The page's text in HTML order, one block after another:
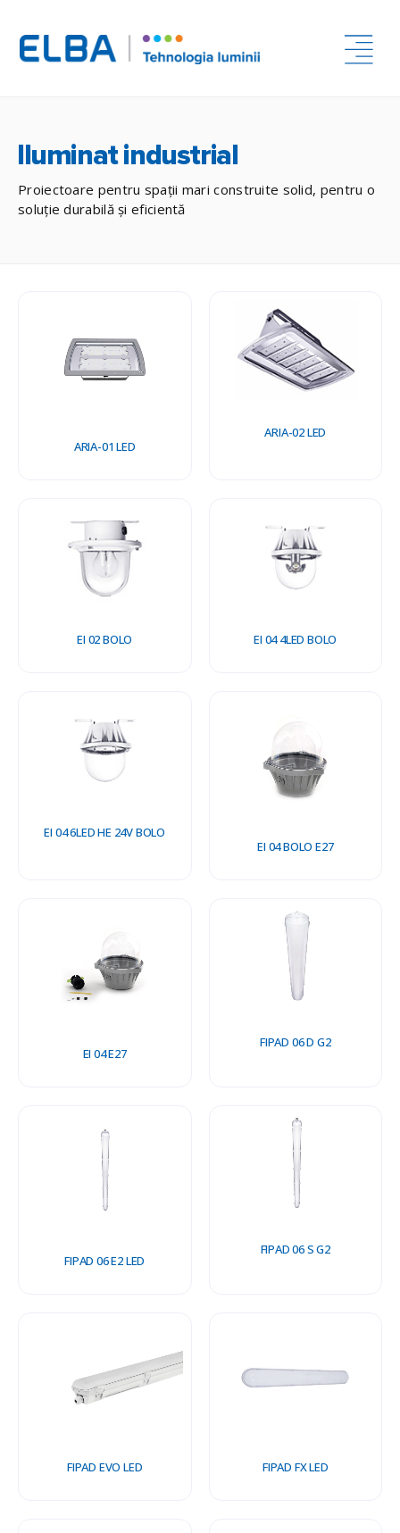
Iluminat industrial
Proiectoare pentru spații mari construite solid, pentru o
soluție durabilă și eficientă
ARIA-01 LED
ARIA-02 LED
EI 02 BOLO EI 04 4LED BOLO
EI 04 6LED HE 24V BOLO
EI 04 BOLO E27
EI 04 E27
FIPAD 06 D G2
FIPAD 06 E2 LED
FIPAD 06 S G2
FIPAD EVO LED FIPAD FX LED